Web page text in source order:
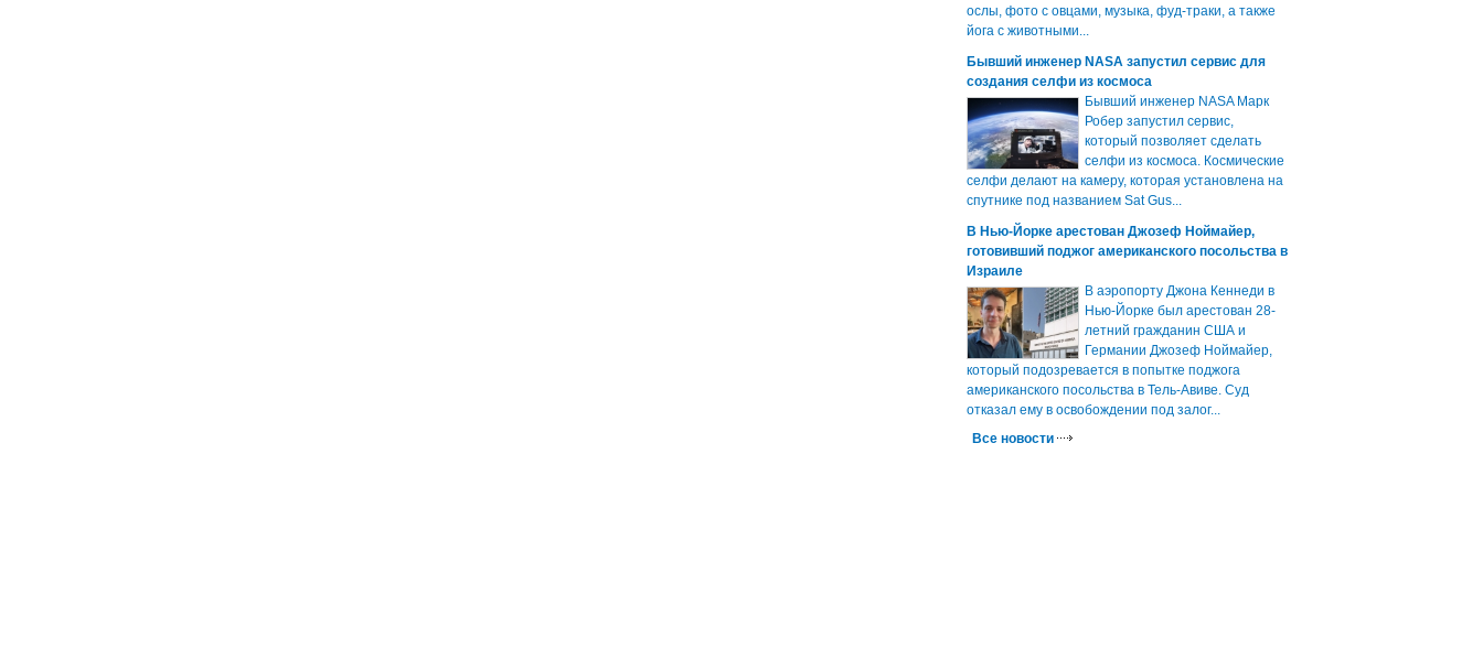
ослы, фото с овцами, музыка, фуд-траки, а также
йога с животными...
Бывший инженер NASA запустил сервис для
создания селфи из космоса
Бывший инженер NASA Марк
Робер запустил сервис,
который позволяет сделать
селфи из космоса. Космические
селфи делают на камеру, которая установлена на
спутнике под названием Sat Gus...
В Нью-Йорке арестован Джозеф Ноймайер,
готовивший поджог американского посольства в
Израиле
В аэропорту Джона Кеннеди в
Нью-Йорке был арестован 28-
летний гражданин США и
Германии Джозеф Ноймайер,
который подозревается в попытке поджога
американского посольства в Тель-Авиве. Суд
отказал ему в освобождении под залог...
Все новости